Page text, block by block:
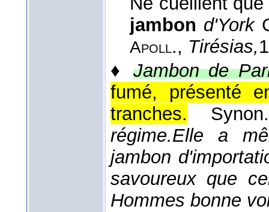
jambon d'York
Apoll., Tirésias,
♦ Jambon de
fumé, présenté
tranches.
régime.Elle a
jambon
savoureux que
Hommes bonne